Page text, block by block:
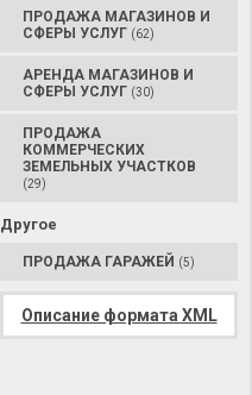
ПРОДАЖА МАГАЗИНОВ И
СФЕРЫ УСЛУГ (62)
АРЕНДА МАГАЗИНОВ И
СФЕРЫ УСЛУГ (30)
ПРОДАЖА
КОММЕРЧЕСКИХ
ЗЕМЕЛЬНЫХ УЧАСТКОВ
(29)
Другое
ПРОДАЖА ГАРАЖЕЙ (5)
Описание формата XML